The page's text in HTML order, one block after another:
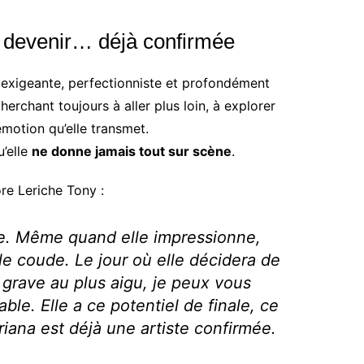
déjà confirmée
perfectionniste et profondément
toujours à aller plus loin, à explorer
qu’elle transmet.
ne donne jamais tout sur scène.
Leriche Tony :
Même quand elle impressionne,
coude. Le jour où elle décidera de
au plus aigu, je peux vous
Elle a ce potentiel de finale, ce
est déjà une artiste confirmée.